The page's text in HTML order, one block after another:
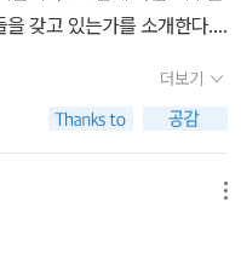
갖고 있는가를 소개한다.
환구조를 통해 더 숲이 강해
스트로부스잣나무에 대한
아하지만, 영양분과 물기가
었던 씨앗이 바람에 실려 날
자라는 나무가 있는가 하
고, 그러다보니 또 그것을 먹
더보기